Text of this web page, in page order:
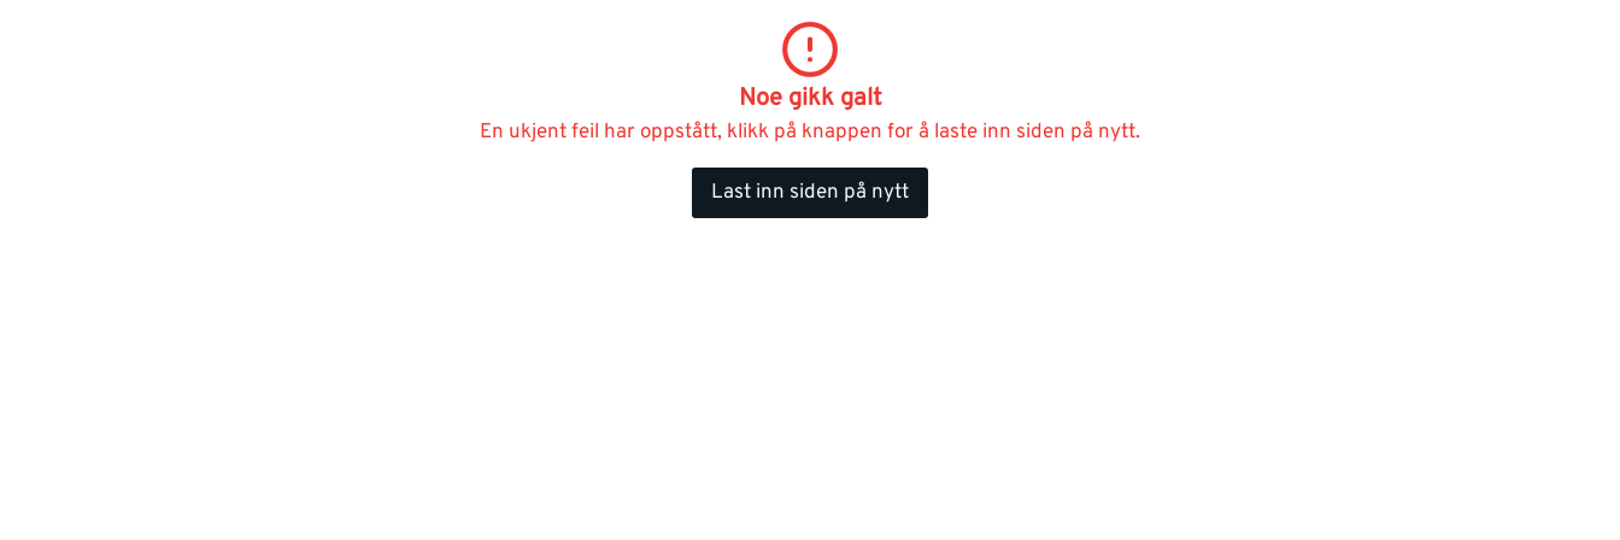
Noe gikk galt
En ukjent feil har oppstått, klikk på knappen for å laste inn siden på nytt.
Last inn siden på nytt